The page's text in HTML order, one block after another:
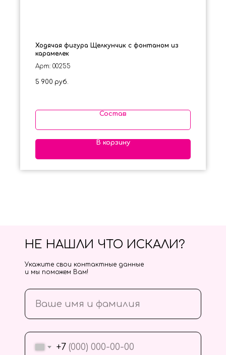
Ходячая фигура Щелкунчик с фонтаном из
карамелек
Арт: 00255
5 900 руб.
Состав
В корзину
+7
НЕ НАШЛИ ЧТО ИСКАЛИ?
Укажите свои контактные данные
и мы поможем Вам!